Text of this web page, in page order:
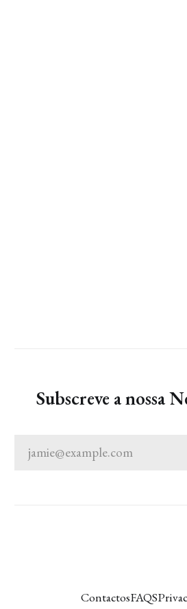
Subscreve a nossa
jamie@example.com
ContactosFAQS